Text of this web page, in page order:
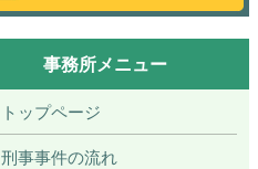
事務所メニュー
トップページ
刑事事件の流れ